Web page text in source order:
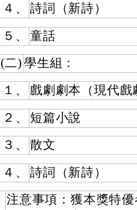
４、
詩詞（新詩）
５、
童話
(二) 學生組：
１、
戲劇劇本（現代戲
２、
短篇小說
３、
散文
４、
詩詞（新詩）
注意事項：獲本獎特